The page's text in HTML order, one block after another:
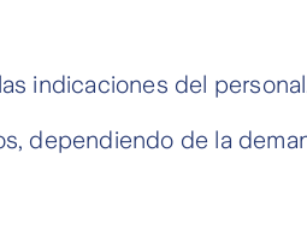
indicaciones del
dependiendo de la